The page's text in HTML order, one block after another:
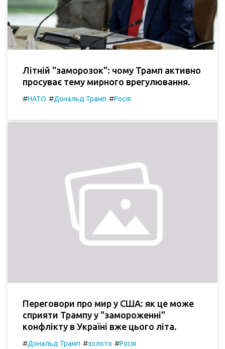
Літній "заморозок": чому Трамп активно
просуває тему мирного врегулювання.
#НАТО #Дональд Трамп #Росія
Переговори про мир у США: як це може
сприяти Трампу у "замороженні"
конфлікту в Україні вже цього літа.
#Дональд Трамп #золото #Росія